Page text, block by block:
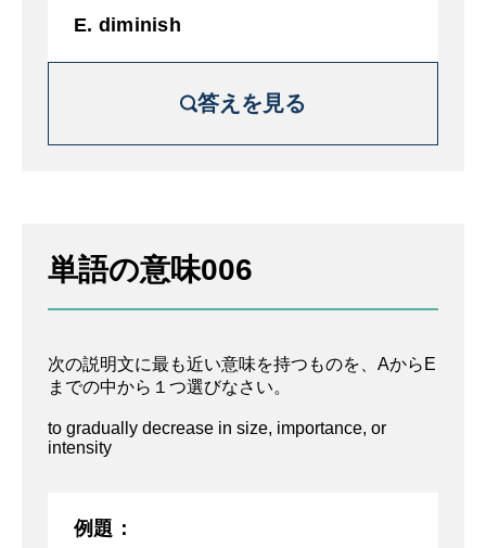
E. diminish
答えを見る
報告すること
A. 熟考する
B. 歪ませる
C.撤退
単語の意味006
次の説明文に最も近い意味を持つものを、AからE
までの中から１つ選びなさい。
to gradually decrease in size, importance, or
intensity
例題：